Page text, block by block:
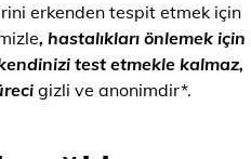
erkenden tespit etmek için
, hastalıkları önlemek için
test etmekle kalmaz,
gizli ve anonimdir*.